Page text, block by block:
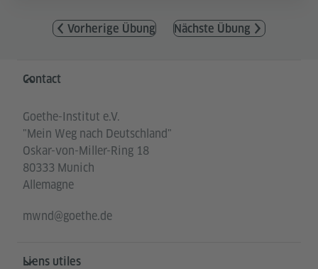
Vorherige Übung Nächste Übung
Service- und Informationsbereich
Contact
Goethe-Institut e.V.
"Mein Weg nach Deutschland"
Oskar-von-Miller-Ring 18
80333 Munich
Allemagne
mwnd@goethe.de
Liens utiles